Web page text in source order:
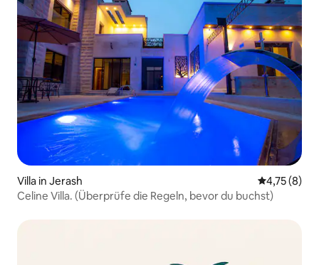
Villa in Jerash
4,75 (8)
Celine Villa. (Überprüfe die Regeln, bevor du buchst)